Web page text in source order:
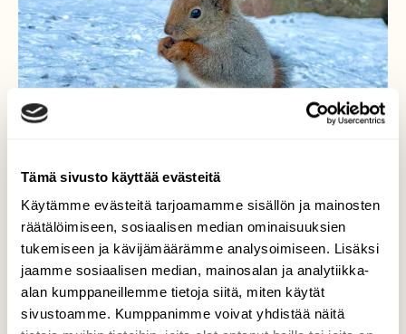
Tämä sivusto käyttää evästeitä
Käytämme evästeitä tarjoamamme sisällön ja mainosten
räätälöimiseen, sosiaalisen median ominaisuuksien
tukemiseen ja kävijämäärämme analysoimiseen. Lisäksi
jaamme sosiaalisen median, mainosalan ja analytiikka-
alan kumppaneillemme tietoja siitä, miten käytät
sivustoamme. Kumppanimme voivat yhdistää näitä
Pieni mutta ponteva…
Tikua ei murkinoidessaan yhtään haitannut,